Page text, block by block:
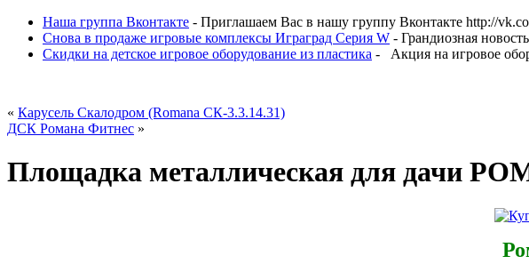
Наша группа Вконтакте - Приглашаем Вас в нашу группу Вконтакте http://
Снова в продаже игровые комплексы Играград Серия W - Грандиозная
Скидки на детское игровое оборудование из пластика - Акция на игровое
« Карусель Скалодром (Romana СК-3.3.14.31)
ДСК Романа Фитнес »
Площадка металлическая для дачи